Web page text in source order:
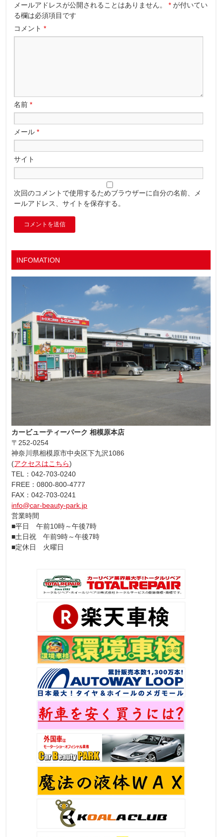
メールアドレスが公開されることはありません。 * が付いてい
る欄は必須項目です
コメント*
名前*
メール*
サイト
次回のコメントで使用するためブラウザーに自分の名前、メ
ールアドレス、サイトを保存する。
INFOMATION
カービューティーパーク 相模原本店
〒252-0254
神奈川県相模原市中央区下九沢1086
(アクセスはこちら)
TEL：042-703-0240
FREE：0800-800-4777
FAX：042-703-0241
info@car-beauty-park.jp
営業時間
■平日 午前10時～午後7時
■土日祝 午前9時～午後7時
■定休日 火曜日